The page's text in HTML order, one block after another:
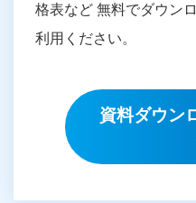
格表など 無料でダウン
利用ください。
資料ダウン